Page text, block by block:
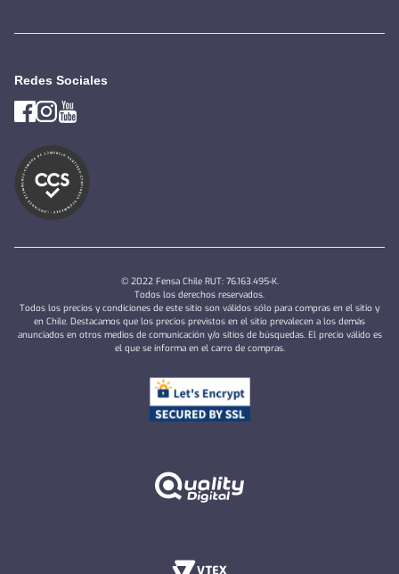
Redes Sociales
© 2022 Fensa Chile RUT: 76.163.495-K.
Todos los derechos reservados.
Todos los precios y condiciones de este sitio son válidos sólo para compras en el sitio y
en Chile. Destacamos que los precios previstos en el sitio prevalecen a los demás
anunciados en otros medios de comunicación y/o sitios de búsquedas. El precio válido es
el que se informa en el carro de compras.